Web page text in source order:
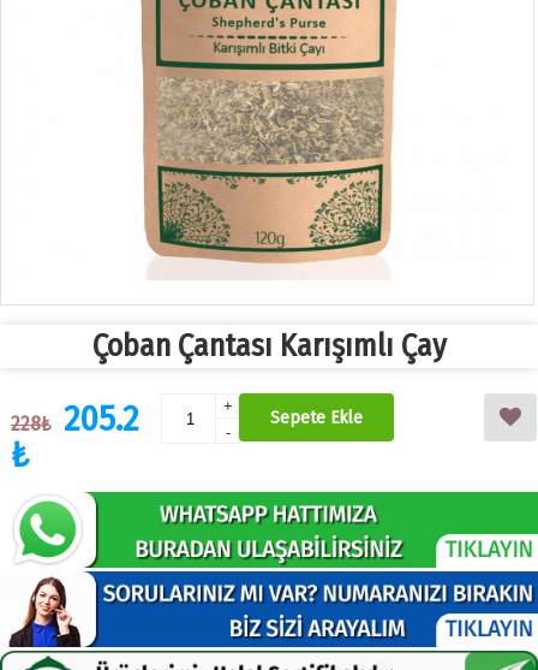
Çoban Çantası Karışımlı Çay
228₺ 205.2
₺
+
-
Sepete Ekle